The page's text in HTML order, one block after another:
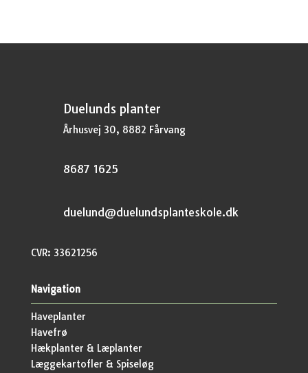
Duelunds planter
Århusvej 30, 8882 Fårvang
8687 1625
duelund@duelundsplanteskole.dk
CVR: 33621256
Navigation
Haveplanter
Havefrø
Hækplanter & Læplanter
Læggekartofler & Spiseløg